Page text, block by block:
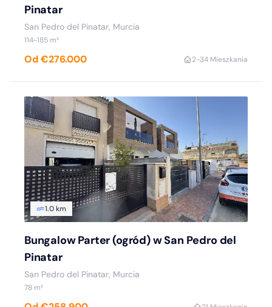
Pinatar
San Pedro del Pinatar, Murcia
114-185 m²
Od €276.000 2-34 Mieszkania
1.0 km
Bungalow Parter (ogród) w San Pedro del
Pinatar
San Pedro del Pinatar, Murcia
78 m²